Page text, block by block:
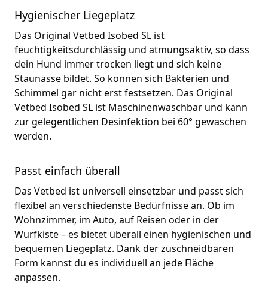
Hygienischer Liegeplatz
Das Original Vetbed Isobed SL ist
feuchtigkeitsdurchlässig und atmungsaktiv, so dass
dein Hund immer trocken liegt und sich keine
Staunässe bildet. So können sich Bakterien und
Schimmel gar nicht erst festsetzen. Das Original
Vetbed Isobed SL ist Maschinenwaschbar und kann
zur gelegentlichen Desinfektion bei 60° gewaschen
werden.
Passt einfach überall
Das Vetbed ist universell einsetzbar und passt sich
flexibel an verschiedenste Bedürfnisse an. Ob im
Wohnzimmer, im Auto, auf Reisen oder in der
Wurfkiste – es bietet überall einen hygienischen und
bequemen Liegeplatz. Dank der zuschneidbaren
Form kannst du es individuell an jede Fläche
anpassen.